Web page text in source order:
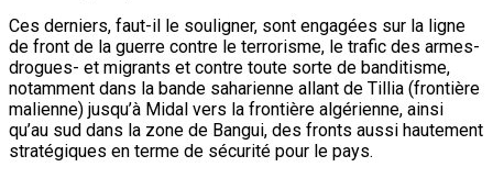
Ces derniers, faut-il le souligner, sont engagées sur la ligne
de front de la guerre contre le terrorisme, le trafic des armes-
drogues- et migrants et contre toute sorte de banditisme,
notamment dans la bande saharienne allant de Tillia (frontière
malienne) jusqu’à Midal vers la frontière algérienne, ainsi
qu’au sud dans la zone de Bangui, des fronts aussi hautement
stratégiques en terme de sécurité pour le pays.